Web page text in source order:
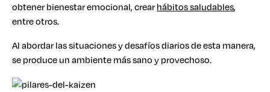
obtener bienestar emocional, crearhábitos saludables,
entre otros.
Al abordar las situaciones y desafíos diarios de esta manera,
se produce un ambiente más sano y provechoso.